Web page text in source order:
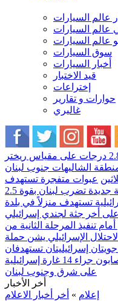
عالم السيارات
عالم السيارات
عالم السيارات
سوق السيارات
أخبار السيارات
قيد الاختبار
إختراعات
حوارات و تقارير
غاليري
الشاليهات جنوب لبنان
عبوات متفجرة تستهدف
هزة أرضية جديدة تضرب لبنان بقوة 2.5
تستهدف منزلاً في بلدة
على أخر جثة لجندي إسرائيلي
تنفيذ المرحلة الثانية من
الإسرائيلي يشن حملة
إسرائيليتان تستهدفان
قتيلان ومصابون جراء 14 غارة إسرائيلية
على شرق وجنوب لبنان
أخر الأخبار
إعلام » أخر أخبار الاعلام